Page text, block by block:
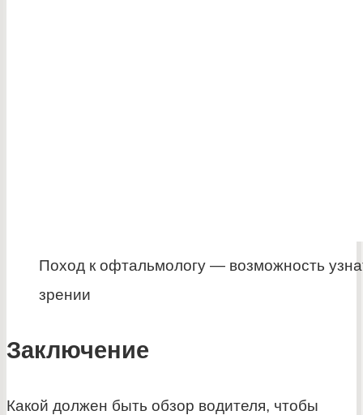
Поход к офтальмологу — возможность
зрении
Заключение
Какой должен быть обзор водителя, чтобы